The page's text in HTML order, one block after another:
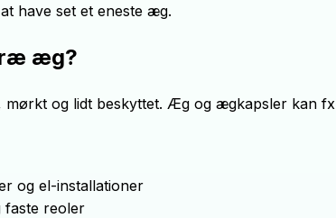
have set et eneste æg.
æg?
og lidt beskyttet. Æg og ægkapsler kan fx
og el-installationer
faste reoler